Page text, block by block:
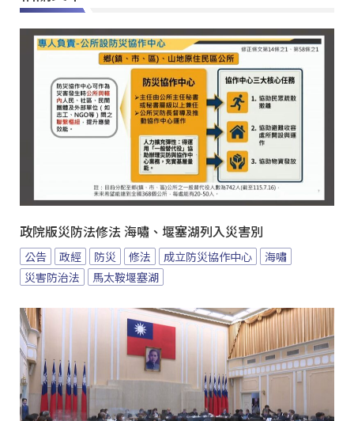
政院版災防法修法 海嘯、堰塞湖列入災害別
公告 政經 防災 修法 成立防災協作中心
海嘯
災害防治法
馬太鞍堰塞湖